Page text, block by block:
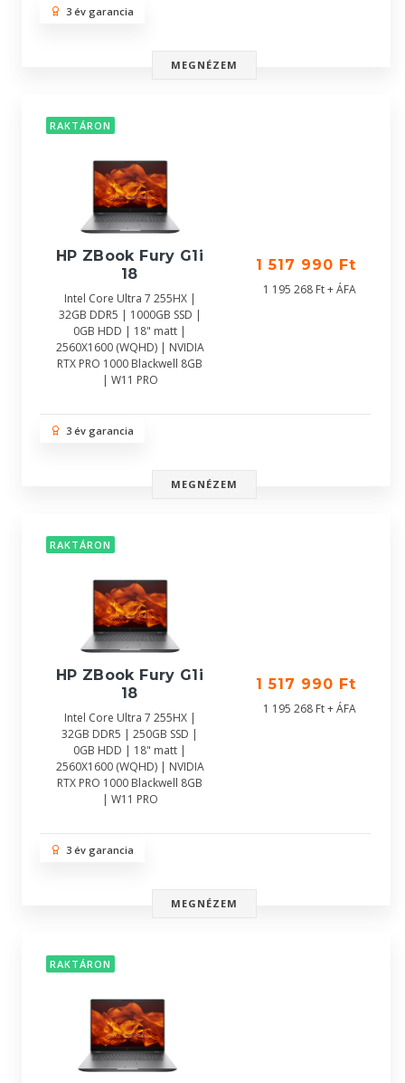
3 év garancia
MEGNÉZEM
RAKTÁRON
HP ZBook Fury G1i
18
Intel Core Ultra 7 255HX |
32GB DDR5 | 1000GB SSD |
0GB HDD | 18" matt |
2560X1600 (WQHD) | NVIDIA
RTX PRO 1000 Blackwell 8GB
| W11 PRO
1 517 990 Ft
1 195 268 Ft + ÁFA
3 év garancia
MEGNÉZEM
RAKTÁRON
HP ZBook Fury G1i
18
Intel Core Ultra 7 255HX |
32GB DDR5 | 250GB SSD |
0GB HDD | 18" matt |
2560X1600 (WQHD) | NVIDIA
RTX PRO 1000 Blackwell 8GB
| W11 PRO
1 517 990 Ft
1 195 268 Ft + ÁFA
3 év garancia
MEGNÉZEM
RAKTÁRON